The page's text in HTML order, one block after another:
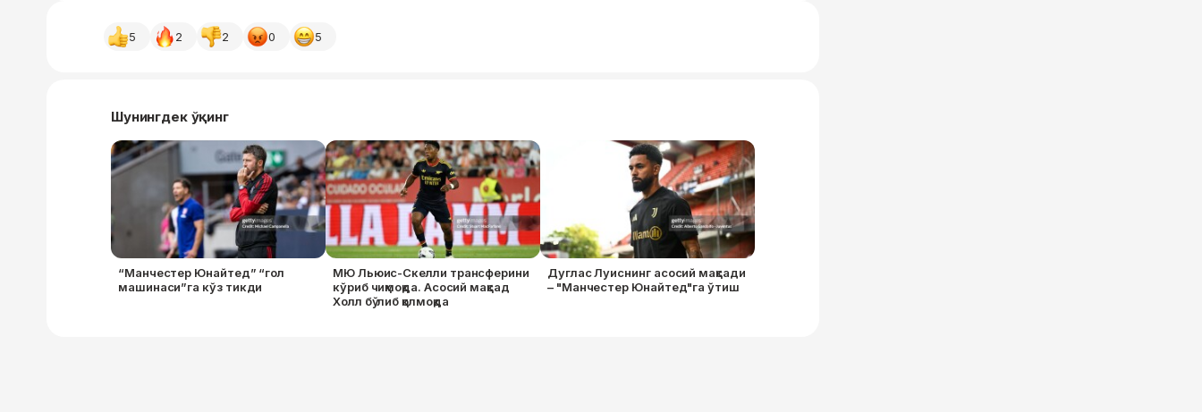
5 2 2 0 5
Шунингдек ўқинг
“Манчестер Юнайтед” “гол
машинаси”га кўз тикди
МЮ Льюис-Скелли трансферини
кўриб чиқмоқда. Асосий мақсад
Холл бўлиб қолмоқда
Дуглас Луиснинг асосий мақсади
– "Манчестер Юнайтед"га ўтиш